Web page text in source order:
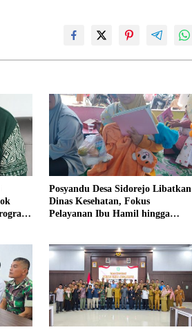
Posyandu Desa Sidorejo Libatkan
Dinas Kesehatan, Fokus
Pelayanan Ibu Hamil hingga